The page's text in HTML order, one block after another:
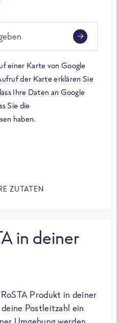
einer Karte von Google
der Karte erklären Sie
Ihre Daten an Google
Sie die
haben.
ZUTATEN
in deiner
Produkt in deiner
Postleitzahl ein